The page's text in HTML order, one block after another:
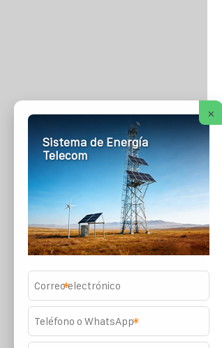
×
Sistema de Energía
Telecom
*
*